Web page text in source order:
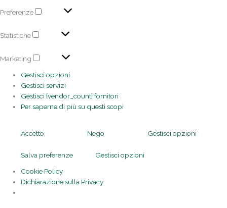
Preferenze
Statistiche
Marketing
Gestisci opzioni
Gestisci servizi
Gestisci {vendor_count} fornitori
Per saperne di più su questi scopi
Accetto Nego Gestisci opzioni
Salva preferenze
Gestisci opzioni
Cookie Policy
Dichiarazione sulla Privacy